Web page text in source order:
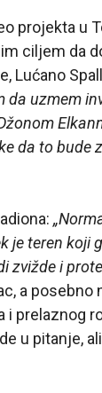
projekta u
ciljem da
Lućano
da uzmem
da to bude
je teren koji
zvižde i
a posebno
i prelaznog
u pitanje,